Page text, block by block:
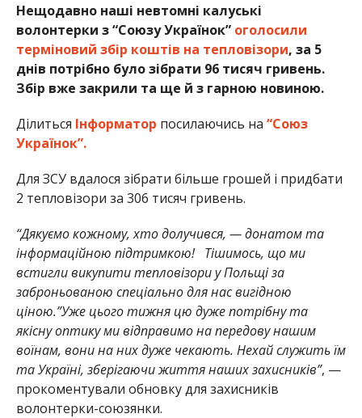
Нещодавно наші невтомні калуські
волонтерки з “Союзу Українок” оголосили
терміновий збір коштів на тепловізори, за 5
днів потрібно було зібрати 96 тисяч гривень.
Збір вже закрили та ще й з гарною новиною.
Ділиться Інформатор посилаючись на “Союз
Українок”.
Для ЗСУ вдалося зібрати більше грошей і придбати
2 тепловізори за 306 тисяч гривень.
“Дякуємо кожному, хто долучився, — донатом та
інформаційною підтримкою! Тішимось, що ми
встигли викупити тепловізори у Польщі за
заброньованою спеціально для нас вигідною
ціною.”Уже цього тижня цю дуже потрібну та
якісну оптику ми відправимо на передову нашим
воїнам, вони на них дуже чекають. Нехай служить їм
та Україні, зберігаючи життя наших захисників”, —
прокоментували обновку для захисників
волонтерки-союзянки.